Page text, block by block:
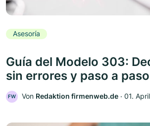
Asesoría
Guía del Modelo 303:
sin errores y paso a paso
FW Von Redaktion firmenweb.de ‧ 01.